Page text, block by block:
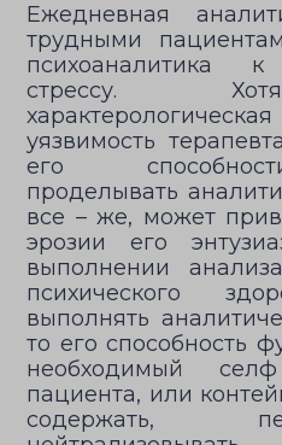
Ежедневная
трудными
психоаналитика к
стрессу.
уязвимость
его
проделывать
все – же, может
эрозии его
выполнении
психического
выполнять
то его способность
необходимый
пациента, или
содержать,